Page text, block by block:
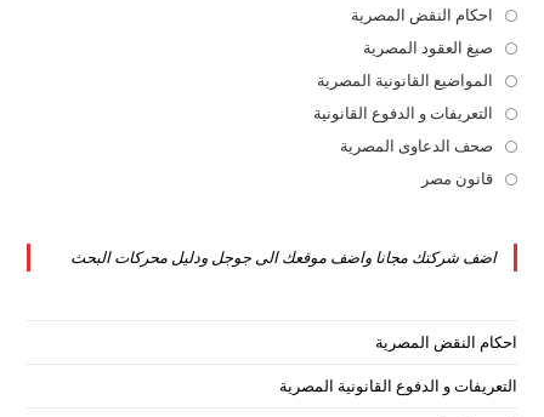
in
a
new
tab
احكام النقض المصرية
a
new
صيغ العقود المصرية
in
a
new
المواضيع القانونية المصرية
inالتعريفات و الدفوع القانونية
صحف الدعاوى المصرية
tab
قانون مصر
new
اضف شركتك مجانا واضف موقعك الى جوجل ودليل محركات البحث
احكام النقض المصرية
التعريفات و الدفوع القانونية المصرية